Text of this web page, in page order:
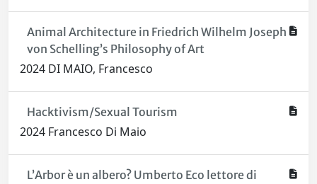
Animal Architecture in Friedrich Wilhelm Joseph
von Schelling’s Philosophy of Art
2024 DI MAIO, Francesco
Hacktivism/Sexual Tourism
2024 Francesco Di Maio
L’Arbor è un albero? Umberto Eco lettore di